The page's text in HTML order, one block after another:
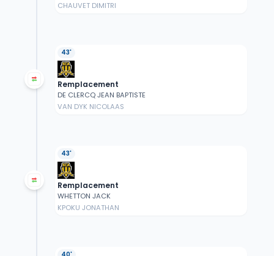
CHAUVET DIMITRI
43'
Remplacement
DE CLERCQ JEAN BAPTISTE
VAN DYK NICOLAAS
43'
Remplacement
WHETTON JACK
KPOKU JONATHAN